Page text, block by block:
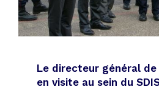
Le directeur général
en visite au sein du